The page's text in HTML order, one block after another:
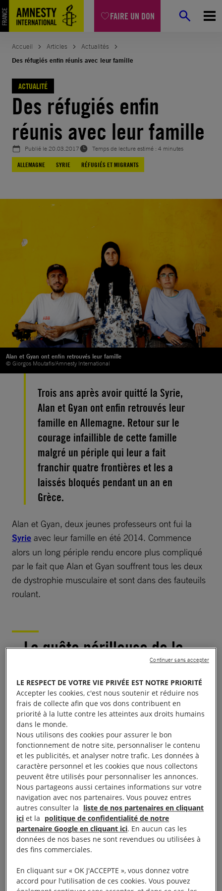
FAIRE UN DON
Aller
au
contenu
Accueil Articles
Actualités
Des réfugiés enfin réunis avec leur famille
ACTUALITÉ
Des réfugiés enfin
réunis avec leur famille
Publié le20.03.2017
Temps de lecture estimé : 4 minutes
ALLEMAGNE
SYRIE RÉFUGIÉS ET MIGRANTS
Alan et Gyan ont enfin retrouvés leur famille
© Giorgos Moutafis/Amnesty International
Trois ans après avoir quitté la Syrie,
Alan et Gyan ont enfin retrouvés leur
famille en Allemagne. Retour sur le
courage infaillible de cette famille
malgré un périple qui leur a fait
franchir quatre frontières et les a
laissés bloqués pendant un an en
Grèce.
Alan et Gyan, deux jeunes professeurs ont fui la
Syrie avec leur famille en été 2014. Commence
alors un long périple rendu encore plus compliqué
par le fait que Alan et Gyan souffrent tous les deux
de dystrophie musculaire et sont dans des fauteuils
roulant.
La quête périlleuse de la
Les obstacles sur la route de l’exil étaient multiples.
A la frontière avec laTurquie, ils se sont fait tirer
dessus par la police. Ils se rendent alors en Irak.
Leur père a, lui, poursuivi le périple avec l’une de
ses filles, et tous deux ont fini par atteindre
Allemagne. Pour Alan, Gyan et leur mère qui sont
restés en Irak, l’arrivée du groupe armé Etat
Islamique les pousse de nouveau à fuir.
Ils tentent à nouveau de se rendre en Turquie, mais
cette fois à travers des montagnes. Une fois en
Turquie, ils payent des passeurs pour prendre un
en plein milieu de la mer. «C’était terrifiant, se
LE RESPECT DE VOTRE VIE PRIVÉE EST NOTRE PRIORITÉ
Accepter les cookies, c'est nous soutenir et réduire nos
frais de collecte afin que vos dons contribuent en
priorité à la lutte contre les atteintes aux droits humains
dans le monde.
Nous utilisons des cookies pour assurer le bon
fonctionnement de notre site, personnaliser le contenu
et les publicités, et analyser notre trafic. Les données à
caractère personnel et les cookies que nous collectons
peuvent être utilisés pour personnaliser les annonces.
Nous partageons aussi certaines informations sur votre
navigation avec nos partenaires. Vous pouvez entres
autres consulter la liste de nos partenaires en cliquant
ici et la politique de confidentialité de notre
partenaire Google en cliquant ici. En aucun cas les
données de nos bases ne sont revendues ou utilisées à
des fins commerciales.
En cliquant sur « OK J'ACCEPTE », vous donnez votre
accord pour l'utilisation de ces cookies. Vous pouvez
Continuer sans accepter